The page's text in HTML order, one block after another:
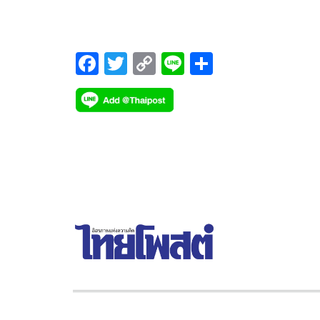
F
ac
e
T
wi
tt
C
o
p
Li